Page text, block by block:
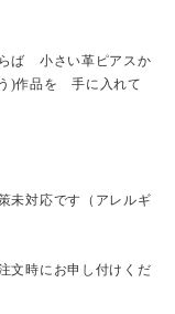
ば 小さい革ピアスか
)作品を 手に入れて
未対応です（アレルギ
文時にお申し付けくだ